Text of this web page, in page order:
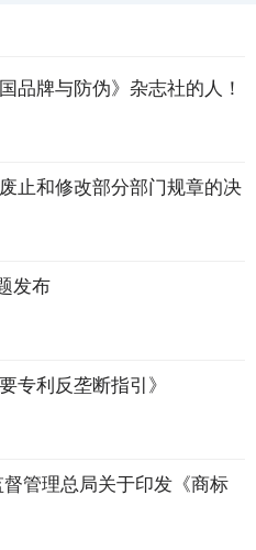
品牌与防伪》杂志社的人！
止和修改部分部门规章的决
发布
专利反垄断指引》
管理总局关于印发《商标